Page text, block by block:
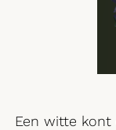
Een witte kont